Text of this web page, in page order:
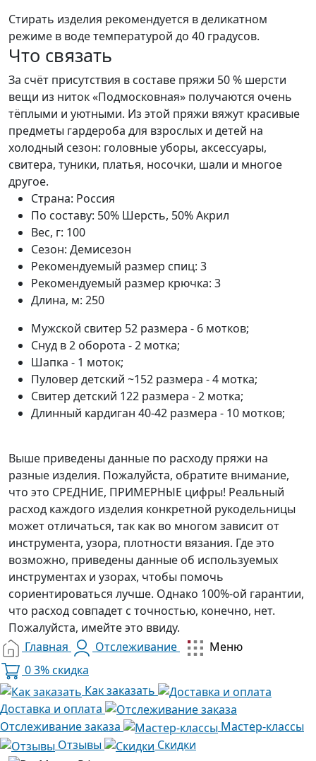
Стирать изделия рекомендуется в деликатном
режиме в воде температурой до 40 градусов.
Что связать
За счёт присутствия в составе пряжи 50 % шерсти
вещи из ниток «Подмосковная» получаются очень
тёплыми и уютными. Из этой пряжи вяжут красивые
предметы гардероба для взрослых и детей на
холодный сезон: головные уборы, аксессуары,
свитера, туники, платья, носочки, шали и многое
другое.
Страна: Россия
По составу: 50% Шерсть, 50% Акрил
Вес, г: 100
Сезон: Демисезон
Рекомендуемый размер спиц: 3
Рекомендуемый размер крючка: 3
Длина, м: 250
Мужской свитер 52 размера - 6 мотков;
Снуд в 2 оборота - 2 мотка;
Шапка - 1 моток;
Пуловер детский ~152 размера - 4 мотка;
Свитер детский 122 размера - 2 мотка;
Длинный кардиган 40-42 размера - 10 мотков;
Выше приведены данные по расходу пряжи на
разные изделия. Пожалуйста, обратите внимание,
что это СРЕДНИЕ, ПРИМЕРНЫЕ цифры! Реальный
расход каждого изделия конкретной рукодельницы
может отличаться, так как во многом зависит от
инструмента, узора, плотности вязания. Где это
возможно, приведены данные об используемых
инструментах и узорах, чтобы помочь
сориентироваться лучше. Однако 100%-ой гарантии,
что расход совпадет с точностью, конечно, нет.
Пожалуйста, имейте это ввиду.
Главная
Отслеживание
Меню
03% скидка
Как заказать
Доставка и оплата
Отслеживание заказа
Мастер-классы
Отзывы
Скидки